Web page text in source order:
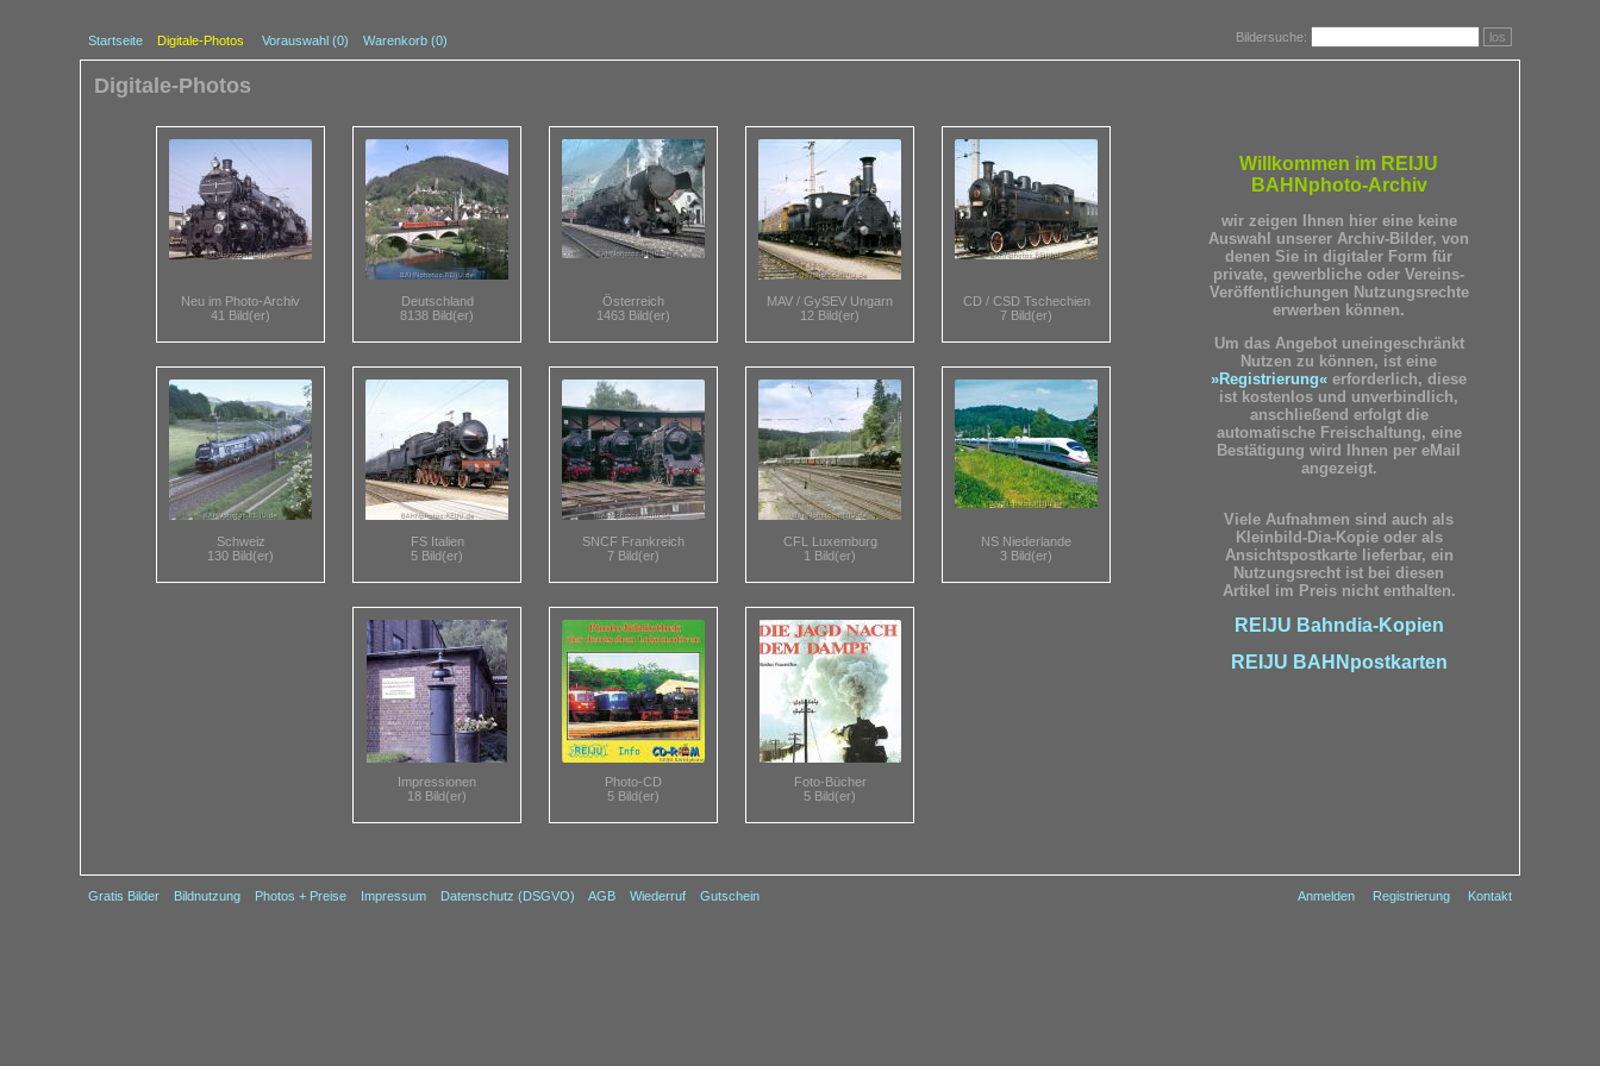
Startseite Digitale-Photos Vorauswahl (0) Warenkorb (0) Bildersuche: los
Digitale-Photos
Willkommen im REIJU
BAHNphoto-Archiv
wir zeigen Ihnen hier eine keine
Auswahl unserer Archiv-Bilder, von
denen Sie in digitaler Form für
private, gewerbliche oder Vereins-
Veröffentlichungen Nutzungsrechte
erwerben können.
Um das Angebot uneingeschränkt
Nutzen zu können, ist eine
»Registrierung« erforderlich, diese
ist kostenlos und unverbindlich,
anschließend erfolgt die
automatische Freischaltung, eine
Bestätigung wird Ihnen per eMail
angezeigt.
Viele Aufnahmen sind auch als
Kleinbild-Dia-Kopie oder als
Ansichtspostkarte lieferbar, ein
Nutzungsrecht ist bei diesen
Artikel im Preis nicht enthalten.
REIJU Bahndia-Kopien
REIJU BAHNpostkarten
Neu im Photo-Archiv
41 Bild(er)
Deutschland
8138 Bild(er)
Österreich
1463 Bild(er)
MAV / GySEV Ungarn
12 Bild(er)
CD / CSD Tschechien
7 Bild(er)
Schweiz
130 Bild(er)
FS Italien
5 Bild(er)
SNCF Frankreich
7 Bild(er)
CFL Luxemburg
1 Bild(er)
NS Niederlande
3 Bild(er)
Impressionen
18 Bild(er)
Photo-CD
5 Bild(er)
Foto-Bücher
5 Bild(er)
Gratis Bilder Bildnutzung Photos + Preise Impressum Datenschutz (DSGVO) AGB Wiederruf Gutschein Anmelden Registrierung Kontakt